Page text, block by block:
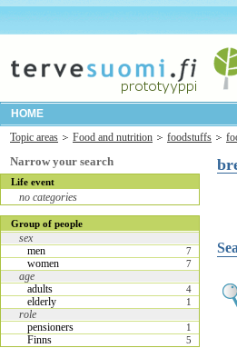
HOME
Topic areas
Food and nutrition foodstuffs
Narrow your search
Life event
no categories
Group of people
sex
men
7
women 7
age
adults
4
elderly 1
role
pensioners
1
Finns 5